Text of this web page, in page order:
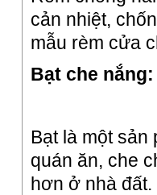
cản nhiệt,
mẫu rèm cửa
Bạt che nắng:
Bạt là một
quán ăn, che
hơn ở nhà đất.